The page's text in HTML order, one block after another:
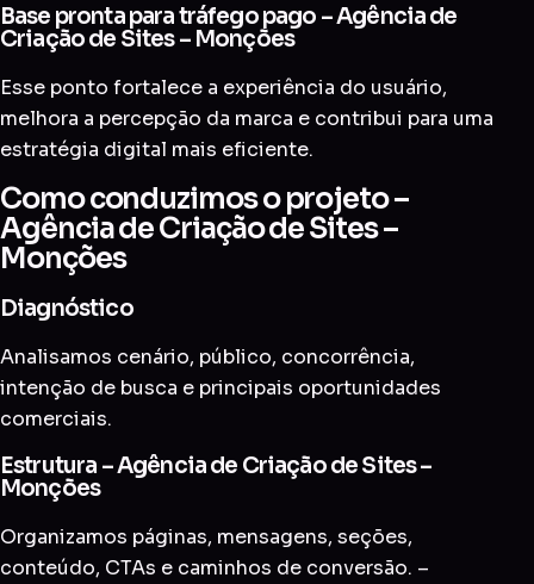
Base pronta para tráfego pago – Agência de
Criação de Sites – Monções
Esse ponto fortalece a experiência do usuário,
melhora a percepção da marca e contribui para uma
estratégia digital mais eficiente.
Como conduzimos o projeto –
Agência de Criação de Sites –
Monções
Diagnóstico
Analisamos cenário, público, concorrência,
intenção de busca e principais oportunidades
comerciais.
Estrutura – Agência de Criação de Sites –
Monções
Organizamos páginas, mensagens, seções,
conteúdo, CTAs e caminhos de conversão. –